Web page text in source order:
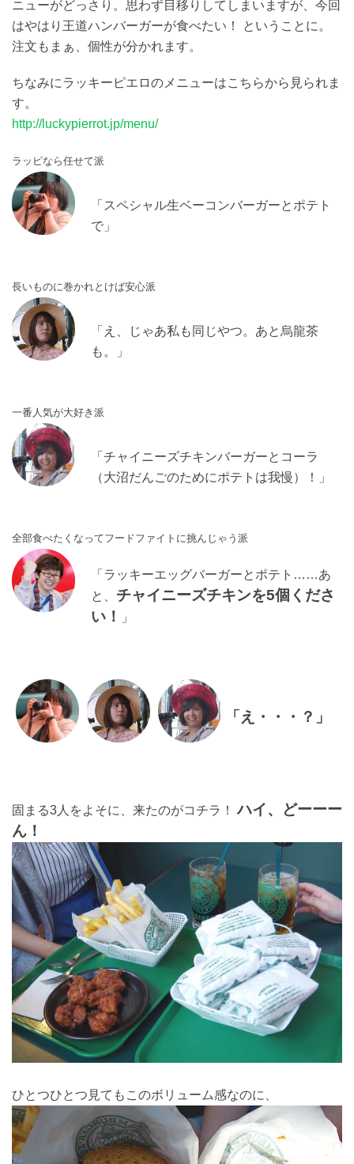
ニューがどっさり。思わず目移りしてしまいますが、今回
はやはり王道ハンバーガーが食べたい！ ということに。
注文もまぁ、個性が分かれます。
ちなみにラッキーピエロのメニューはこちらから見られま
す。
http://luckypierrot.jp/menu/
ラッピなら任せて派
「スペシャル生ベーコンバーガーとポテト
で」
長いものに巻かれとけば安心派
「え、じゃあ私も同じやつ。あと烏龍茶
も。」
一番人気が大好き派
「チャイニーズチキンバーガーとコーラ
（大沼だんごのためにポテトは我慢）！」
全部食べたくなってフードファイトに挑んじゃう派
「ラッキーエッグバーガーとポテト……あ
と、 チャイニーズチキンを5個くださ
い！
」
「え・・・？」
固まる3人をよそに、来たのがコチラ！ハイ、どーーー
ん！
ひとつひとつ見てもこのボリューム感なのに、